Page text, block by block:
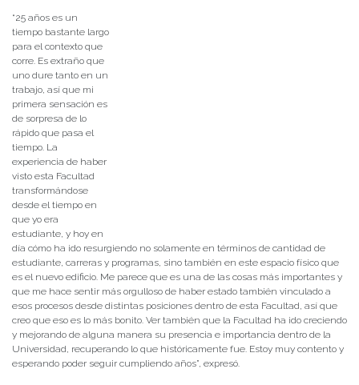
“25 años es un
tiempo bastante largo
para el contexto que
corre. Es extraño que
uno dure tanto en un
trabajo, así que mi
primera sensación es
de sorpresa de lo
rápido que pasa el
tiempo. La
experiencia de haber
visto esta Facultad
transformándose
desde el tiempo en
que yo era
estudiante, y hoy en
día cómo ha ido resurgiendo no solamente en términos de cantidad de
estudiante, carreras y programas, sino también en este espacio físico que
es el nuevo edificio. Me parece que es una de las cosas más importantes y
que me hace sentir más orgulloso de haber estado también vinculado a
esos procesos desde distintas posiciones dentro de esta Facultad, así que
creo que eso es lo más bonito. Ver también que la Facultad ha ido creciendo
y mejorando de alguna manera su presencia e importancia dentro de la
Universidad, recuperando lo que históricamente fue. Estoy muy contento y
esperando poder seguir cumpliendo años”, expresó.